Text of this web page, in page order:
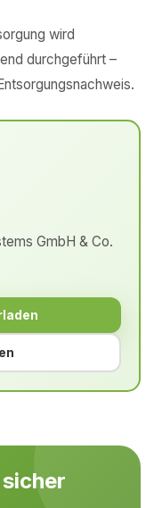
wird
durchgeführt –
GmbH & Co.